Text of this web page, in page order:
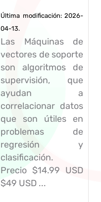
Última modificación: 2026-
04-13.
Las Máquinas de
vectores de soporte
son algoritmos de
supervisión, que
ayudan a
correlacionar datos
que son útiles en
problemas de
regresión y
clasificación.
Precio $14.99 USD
$49 USD ...